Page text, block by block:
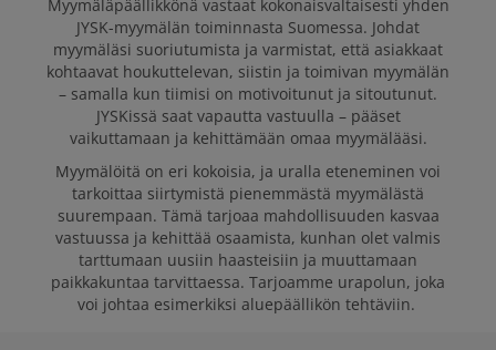
JYSK SUOMI ON
GREAT PLACE TO
WORK
Myymäläpäällikkönä vastaat kokonaisvaltaisesti yhden
JYSK-myymälän toiminnasta Suomessa. Johdat
myymäläsi suoriutumista ja varmistat, että asiakkaat
kohtaavat houkuttelevan, siistin ja toimivan myymälän
– samalla kun tiimisi on motivoitunut ja sitoutunut.
JYSKissä saat vapautta vastuulla – pääset
vaikuttamaan ja kehittämään omaa myymälääsi.
Myymälöitä on eri kokoisia, ja uralla eteneminen voi
tarkoittaa siirtymistä pienemmästä myymälästä
suurempaan. Tämä tarjoaa mahdollisuuden kasvaa
vastuussa ja kehittää osaamista, kunhan olet valmis
tarttumaan uusiin haasteisiin ja muuttamaan
paikkakuntaa tarvittaessa. Tarjoamme urapolun, joka
voi johtaa esimerkiksi aluepäällikön tehtäviin.